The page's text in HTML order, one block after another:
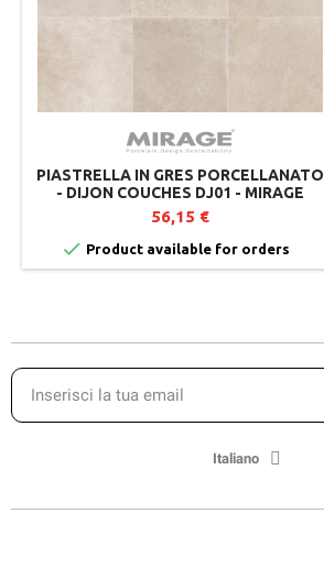
PIASTRELLA IN GRES PORCELLANATO
- DIJON COUCHES DJ01 - MIRAGE
56,15 €
 Product available for orders
Italiano